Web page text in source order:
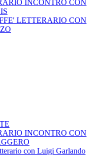
INCONTRO CON
LETTERARIO CON
INCONTRO CON
con Luigi Garlando